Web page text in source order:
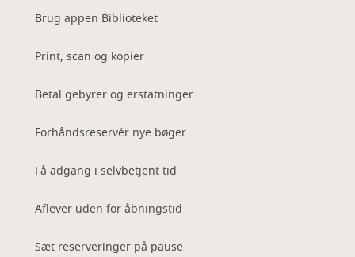
Brug appen Biblioteket
Print, scan og kopier
Betal gebyrer og erstatninger
Forhåndsreservér nye bøger
Få adgang i selvbetjent tid
Aflever uden for åbningstid
Sæt reserveringer på pause